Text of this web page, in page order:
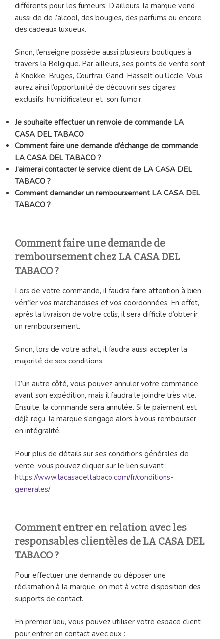
différents pour les fumeurs. D’ailleurs, la marque vend
aussi de de l’alcool, des bougies, des parfums ou encore
des cadeaux luxueux.
Sinon, l’enseigne possède aussi plusieurs boutiques à
travers la Belgique. Par ailleurs, ses points de vente sont
à Knokke, Bruges, Courtrai, Gand, Hasselt ou Uccle. Vous
aurez ainsi l’opportunité de découvrir ses cigares
exclusifs, humidificateur et son fumoir.
Je souhaite effectuer un renvoie de commande LA
CASA DEL TABACO
Comment faire une demande d’échange de commande
LA CASA DEL TABACO ?
J’aimerai contacter le service client de LA CASA DEL
TABACO ?
Comment demander un remboursement LA CASA DEL
TABACO ?
Comment faire une demande de
remboursement chez LA CASA DEL
TABACO ?
Lors de votre commande, il faudra faire attention à bien
vérifier vos marchandises et vos coordonnées. En effet,
après la livraison de votre colis, il sera difficile d’obtenir
un remboursement.
Sinon, lors de votre achat, il faudra aussi accepter la
majorité de ses conditions.
D’un autre côté, vous pouvez annuler votre commande
avant son expédition, mais il faudra le joindre très vite.
Ensuite, la commande sera annulée. Si le paiement est
déjà reçu, la marque s’engage alors à vous rembourser
en intégralité.
Pour plus de détails sur ses conditions générales de
vente, vous pouvez cliquer sur le lien suivant :
https://www.lacasadeltabaco.com/fr/conditions-
generales/.
Comment entrer en relation avec les
responsables clientèles de LA CASA DEL
TABACO ?
Pour effectuer une demande ou déposer une
réclamation à la marque, on met à votre disposition des
supports de contact.
En premier lieu, vous pouvez utiliser votre espace client
pour entrer en contact avec eux :